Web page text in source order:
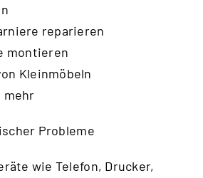
reparieren
montieren
Kleinmöbeln
mehr
Probleme
wie Telefon, Drucker,